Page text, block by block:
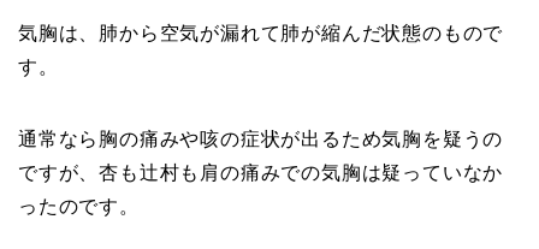
気胸は、肺から空気が漏れて肺が縮んだ状態のもので
す。
通常なら胸の痛みや咳の症状が出るため気胸を疑うの
ですが、杏も辻村も肩の痛みでの気胸は疑っていなか
ったのです。